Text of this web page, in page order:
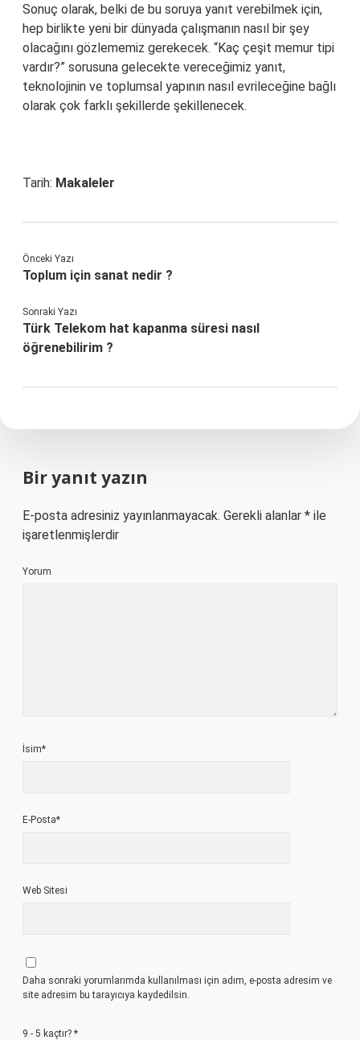
Sonuç olarak, belki de bu soruya yanıt verebilmek için,
hep birlikte yeni bir dünyada çalışmanın nasıl bir şey
olacağını gözlememiz gerekecek. “Kaç çeşit memur tipi
vardır?” sorusuna gelecekte vereceğimiz yanıt,
teknolojinin ve toplumsal yapının nasıl evrileceğine bağlı
olarak çok farklı şekillerde şekillenecek.
Tarih: Makaleler
Önceki Yazı
Toplum için sanat nedir ?
Sonraki Yazı
Türk Telekom hat kapanma süresi nasıl
öğrenebilirim ?
Bir yanıt yazın
E-posta adresiniz yayınlanmayacak. Gerekli alanlar * ile
işaretlenmişlerdir
Yorum
İsim*
E-Posta*
Web Sitesi
Daha sonraki yorumlarımda kullanılması için adım, e-posta adresim ve
site adresim bu tarayıcıya kaydedilsin.
9 - 5 kaçtır? *